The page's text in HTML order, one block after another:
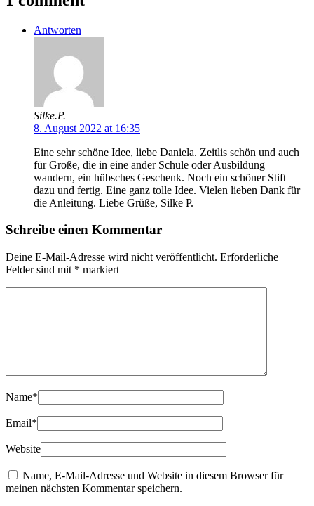
Antworten
Silke.P.
8. August 2022 at 16:35
Eine sehr schöne Idee, liebe Daniela. Zeitlis schön und auch
für Große, die in eine ander Schule oder Ausbildung
wandern, ein hübsches Geschenk. Noch ein schöner Stift
dazu und fertig. Eine ganz tolle Idee. Vielen lieben Dank für
die Anleitung. Liebe Grüße, Silke P.
Schreibe einen Kommentar
Deine E-Mail-Adresse wird nicht veröffentlicht. Erforderliche
Felder sind mit * markiert
Name*
Email*
Website
Name, E-Mail-Adresse und Website in diesem Browser für
meinen nächsten Kommentar speichern.